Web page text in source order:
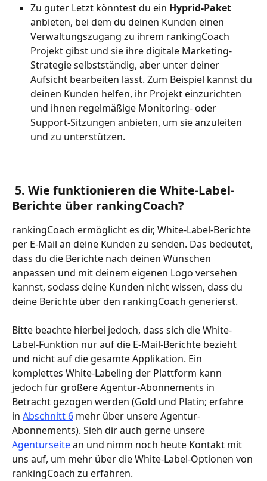
Zu guter Letzt könntest du ein Hyprid-Paket
anbieten, bei dem du deinen Kunden einen
Verwaltungszugang zu ihrem rankingCoach
Projekt gibst und sie ihre digitale Marketing-
Strategie selbstständig, aber unter deiner
Aufsicht bearbeiten lässt. Zum Beispiel kannst du
deinen Kunden helfen, ihr Projekt einzurichten
und ihnen regelmäßige Monitoring- oder
Support-Sitzungen anbieten, um sie anzuleiten
und zu unterstützen.
Berichte über rankingCoach?
rankingCoach ermöglicht es dir, White-Label-Berichte
per E-Mail an deine Kunden zu senden. Das bedeutet,
dass du die Berichte nach deinen Wünschen
anpassen und mit deinem eigenen Logo versehen
kannst, sodass deine Kunden nicht wissen, dass du
deine Berichte über den rankingCoach generierst.
Bitte beachte hierbei jedoch, dass sich die White-
Label-Funktion nur auf die E-Mail-Berichte bezieht
und nicht auf die gesamte Applikation. Ein
komplettes White-Labeling der Plattform kann
jedoch für größere Agentur-Abonnements in
Betracht gezogen werden (Gold und Platin; erfahre
in Abschnitt 6 mehr über unsere Agentur-
Abonnements). Sieh dir auch gerne unsere
Agenturseite an und nimm noch heute Kontakt mit
uns auf, um mehr über die White-Label-Optionen von
rankingCoach zu erfahren.